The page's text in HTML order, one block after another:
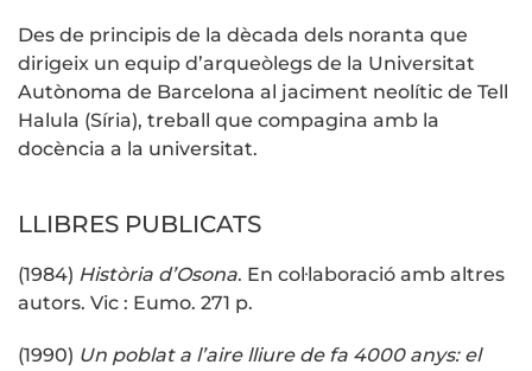
Des de principis de la dècada dels noranta que
dirigeix un equip d’arqueòlegs de la Universitat
Autònoma de Barcelona al jaciment neolític de Tell
Halula (Síria), treball que compagina amb la
docència a la universitat.
LLIBRES PUBLICATS
(1984) Història d’Osona. En col·laboració amb altres
autors. Vic : Eumo. 271 p.
(1990) Un poblat a l’aire lliure de fa 4000 anys: el